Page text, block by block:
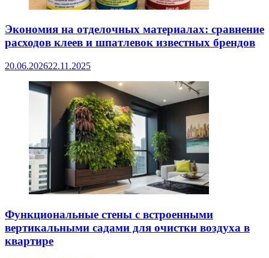
Экономия на отделочных материалах: сравнение
расходов клеев и шпатлевок известных брендов
20.06.202622.11.2025
Функциональные стены с встроенными
вертикальными садами для очистки воздуха в
квартире